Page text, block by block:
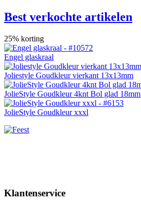
Best verkochte artikelen
25% korting
Engel glaskraal
Joliestyle Goudkleur vierkant 13x13mm
JolieStyle Goudkleur 4knt Bol glad 18mm
JolieStyle Goudkleur xxxl
Klantenservice